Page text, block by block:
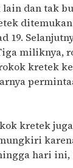
dan tak
19.
miliknya,
kretek
kretek
hari